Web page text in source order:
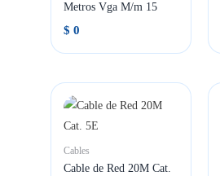
Metros Vga M/m 15
$ 0
Cables
Cable de Red 20M Cat.